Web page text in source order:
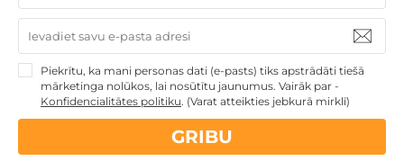
GribuAtpusties
Atpūta Ar Bērniem
Izvēlieties no189 GribuAtpusties.lv atpūtas
piedāvājumiem
Atpūta ģimenei ar bērniem Latvijā, Igaunijā vai
Lietuvā ir tieši tas, kas nepieciešams! Izvēlieties no
Piekrītu, ka mani personas dati (e-pasts) tiks apstrādāti tiešā
mārketinga nolūkos, lai nosūtītu jaunumus. Vairāk par -
Konfidencialitātes politiku. (Varat atteikties jebkurā mirklī)
GRIBU